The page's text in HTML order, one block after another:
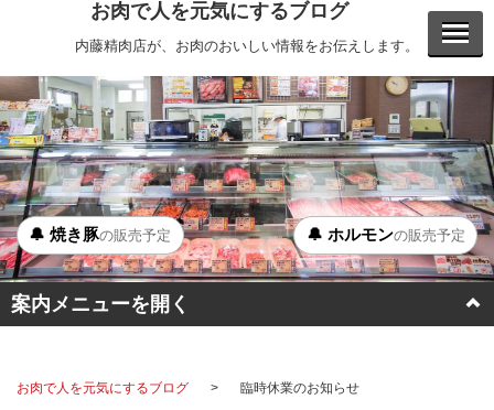
お肉で人を元気にするブログ
内藤精肉店が、お肉のおいしい情報をお伝えします。
案内メニューを開く
ステーキ
🔔 焼き豚の販売予定 🔔 ホルモンの販売予定
お肉で人を元気にするブログ 臨時休業のお知らせ